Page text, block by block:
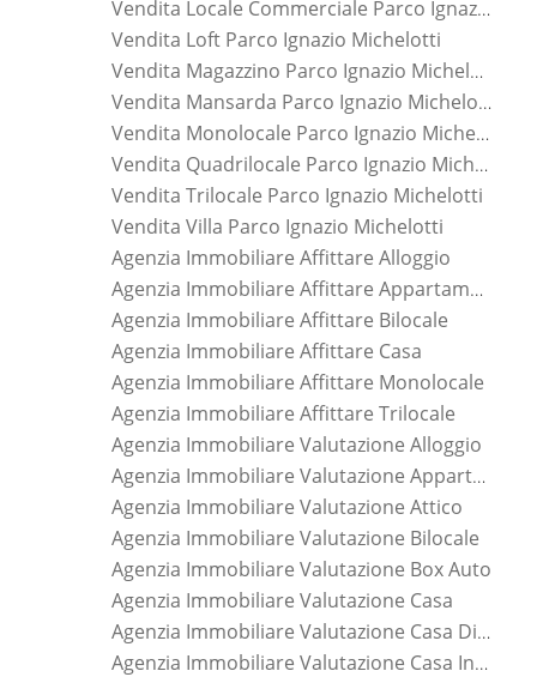
Vendita Locale Commerciale Parco Ignazio Michelotti
Vendita Loft Parco Ignazio Michelotti
Vendita Magazzino Parco Ignazio Michelotti
Vendita Mansarda Parco Ignazio Michelotti
Vendita Monolocale Parco Ignazio Michelotti
Vendita Quadrilocale Parco Ignazio Michelotti
Vendita Trilocale Parco Ignazio Michelotti
Vendita Villa Parco Ignazio Michelotti
Agenzia Immobiliare Affittare Alloggio
Agenzia Immobiliare Affittare Appartamento
Agenzia Immobiliare Affittare Bilocale
Agenzia Immobiliare Affittare Casa
Agenzia Immobiliare Affittare Monolocale
Agenzia Immobiliare Affittare Trilocale
Agenzia Immobiliare Valutazione Alloggio
Agenzia Immobiliare Valutazione Appartamento
Agenzia Immobiliare Valutazione Attico
Agenzia Immobiliare Valutazione Bilocale
Agenzia Immobiliare Valutazione Box Auto
Agenzia Immobiliare Valutazione Casa
Agenzia Immobiliare Valutazione Casa Di Nuova Costruzione
Agenzia Immobiliare Valutazione Casa Indipendente